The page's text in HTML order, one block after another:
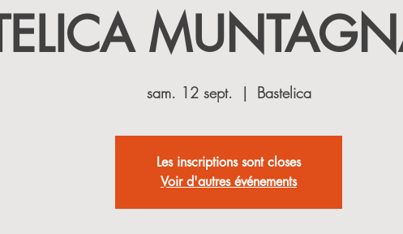
sam. 12 sept.
  |
Bastelica
Les inscriptions sont closes
Voir d'autres événements